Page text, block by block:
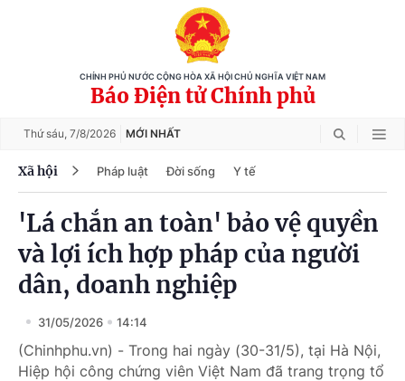
CHÍNH PHỦ NƯỚC CỘNG HÒA XÃ HỘI CHỦ NGHĨA VIỆT NAM
Báo Điện tử Chính phủ
Thứ sáu, 7/8/2026 MỚI NHẤT
Xã hội Pháp luật Đời sống Y tế
'Lá chắn an toàn' bảo vệ quyền
và lợi ích hợp pháp của người
dân, doanh nghiệp
31/05/2026 14:14
(Chinhphu.vn) - Trong hai ngày (30-31/5), tại Hà Nội,
Hiệp hội công chứng viên Việt Nam đã trang trọng tổ